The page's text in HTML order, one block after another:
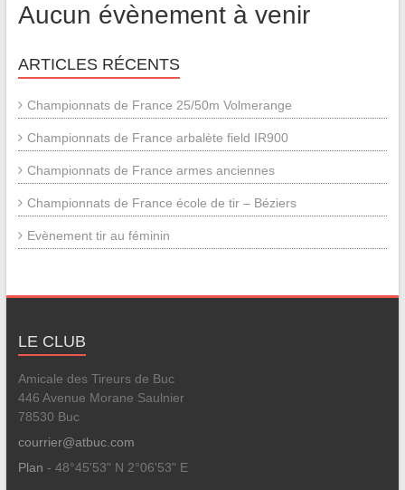
Aucun évènement à venir
ARTICLES RÉCENTS
Championnats de France 25/50m Volmerange
Championnats de France arbalète field IR900
Championnats de France armes anciennes
Championnats de France école de tir – Béziers
Evènement tir au féminin
LE CLUB
Amicale des Tireurs de Buc
446 Avenue Morane Saulnier
78530 Buc
courrier@atbuc.com
Plan - 48°45'53" N 2°06'53" E